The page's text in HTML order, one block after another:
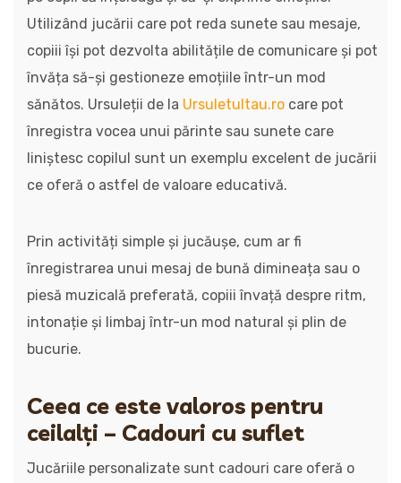
Utilizând jucării care pot reda sunete sau mesaje,
copiii își pot dezvolta abilitățile de comunicare și pot
învăța să-și gestioneze emoțiile într-un mod
sănătos. Ursuleții de la Ursuletultau.ro care pot
înregistra vocea unui părinte sau sunete care
liniștesc copilul sunt un exemplu excelent de jucării
ce oferă o astfel de valoare educativă.
Prin activități simple și jucăușe, cum ar fi
înregistrarea unui mesaj de bună dimineața sau o
piesă muzicală preferată, copiii învață despre ritm,
intonație și limbaj într-un mod natural și plin de
bucurie.
Ceea ce este valoros pentru
ceilalți – Cadouri cu suflet
Jucăriile personalizate sunt cadouri care oferă o